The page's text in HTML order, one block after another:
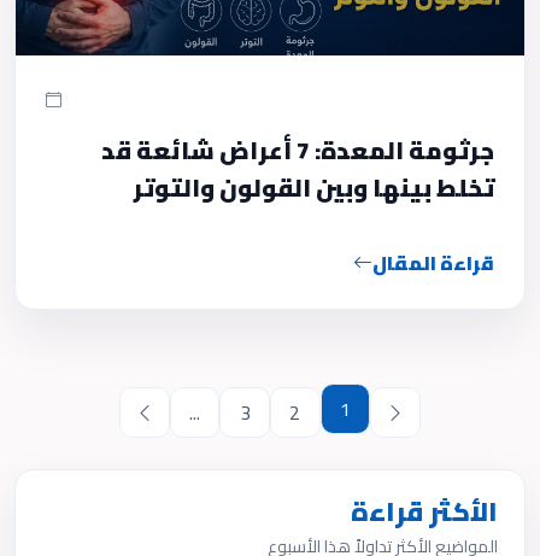
جرثومة المعدة: 7 أعراض شائعة قد
تخلط بينها وبين القولون والتوتر
قراءة المقال
1
2
3
...
الأكثر قراءة
المواضيع الأكثر تداولاً هذا الأسبوع